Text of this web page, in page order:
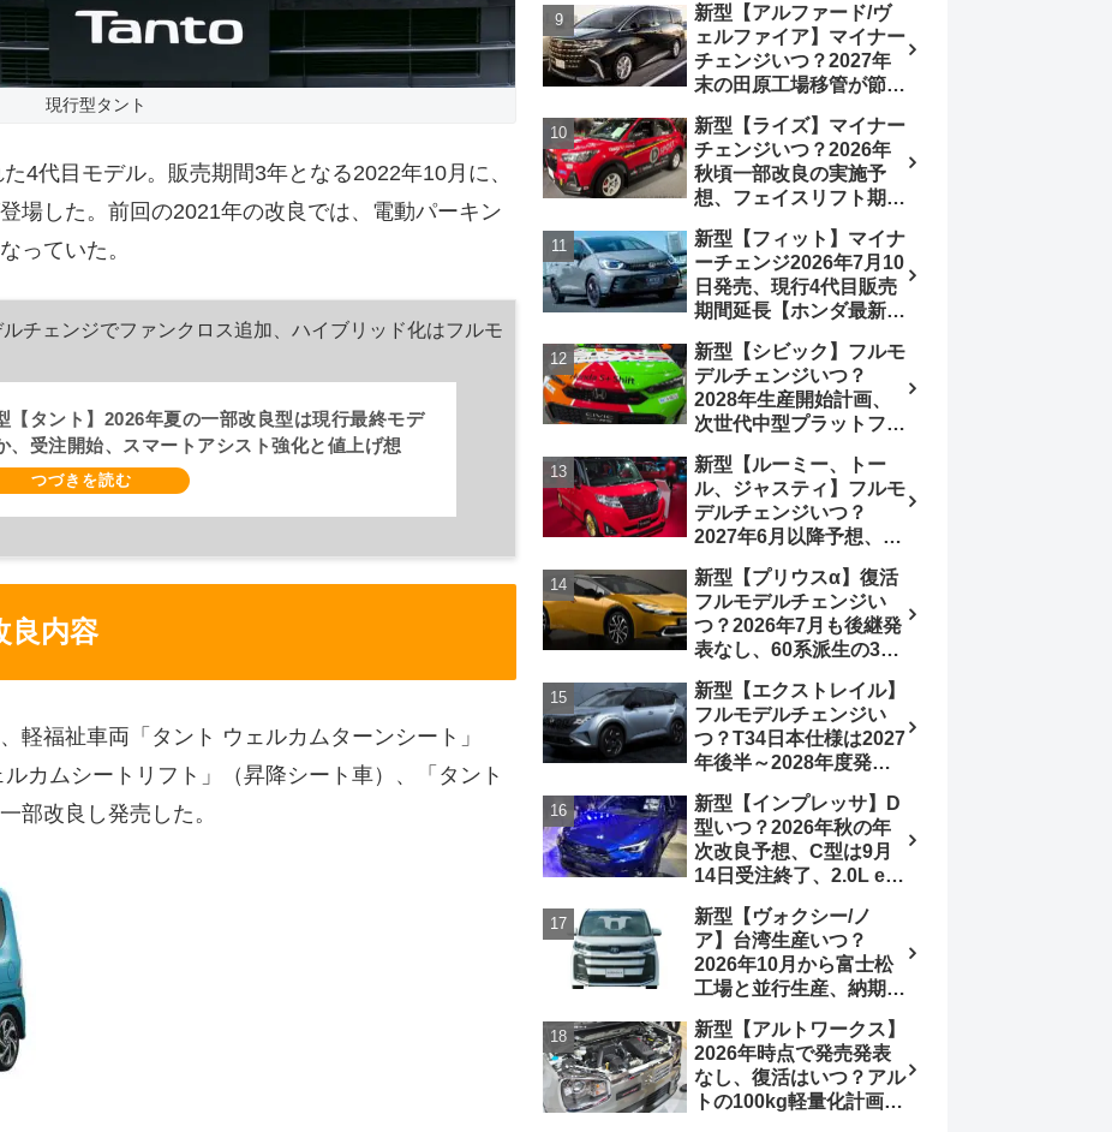
現行型タント
4代目モデル。販売期間3年となる2022年10月に、
場した。前回の2021年の改良では、電動パーキン
っていた。
チェンジでファンクロス追加、ハイブリッド化はフルモ
【タント】2026年夏の一部改良型は現行最終モデ
、受注開始、スマートアシスト強化と値上げ想
2027年頃フルモデルチェンジ予想【ダイハツ最新
】
良内容
軽福祉車両「タント ウェルカムターンシート」
カムシートリフト」（昇降シート車）、「タント
部改良し発売した。
チェンジ2027年以降予
想
新型【アルファード/ヴ
ェルファイア】マイナー
チェンジいつ？2027年
末の田原工場移管が節目
のフェイスリフト予想
【トヨタ最新情報】
2026年6月一部改良済
み、消費税込価格559万
9000円から
新型【ライズ】マイナー
チェンジいつ？2026年
秋頃一部改良の実施予
想、フェイスリフト期
2～3ヵ月に短縮【ダイハ
ツ最新情報】前回改良は
2024年11月5日、価格
180.07～244.2万円、値
上げ約8～10万円、法規
対応、ハイブリッド
4WD追加まだ、フルモ
デルチェンジはトヨタが
介入か
新型【フィット】マイナ
ーチェンジ2026年7月10
日発売、現行4代目販売
期間延長【ホンダ最新情
いつ？フルモデルチェン
ジは2029年頃まで遅れ
る予想
新型【シビック】フルモ
デルチェンジいつ？
2028年生産開始計画、
次世代中型プラットフォ
搭載予想【ホンダ最新情
報】Honda S+ Shiftは現
行e:HEV RS 消費税込
4,659,600円で先行導入
新型【ルーミー、トー
ル、ジャスティ】フルモ
デルチェンジいつ？
2027年6月以降予想、ビ
う無い？【トヨタ最新情
報】1.2Lハイブリッド追
加は次期型に期待
新型【プリウスα】復活
フルモデルチェンジい
つ？2026年7月も後継発
表なし、60系派生の3列
発売される可能性は【ト
ヨタ最新情報デザイン予
想画像】スライドドア装
備の要望も
新型【エクストレイル】
フルモデルチェンジい
つ？T34日本仕様は2027
年後半～2028年度発売
米ローグe-POWERは
2026年後半投入へ
新型【インプレッサ】D
型いつ？2026年秋の年
次改良予想、C型は9月
14日受注終了、2.0L e-
グハイブリッド設定無し
予想【スバル最新情報】
新型【ヴォクシー/ノ
ア】台湾生産いつ？
2026年10月から富士松
工場と並行生産、納期短
2026年5月6日マイナー
チェンジ、価格 NOAH
326万1500円、VOXY
375万1000円、特別仕様
新型【アルトワークス】
2026年時点で発売発表
なし、復活はいつ？アル
トの100kg軽量化計画は